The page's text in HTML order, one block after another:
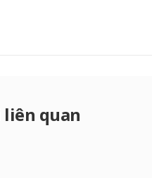
quan